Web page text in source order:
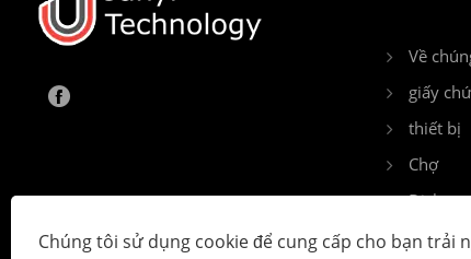
Về
giấy
thiết bị
Chợ
Dịch vụ
Câu
Chúng tôi sử dụng cookie để cung cấp cho bạn trải